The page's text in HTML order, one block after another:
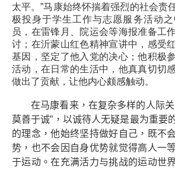
太平。”马康始终怀揣着强烈的社会责
极投身于学生工作与志愿服务活动
员，在雷锋月、院运会等海报准备工
讨；在沂蒙山红色精神宣讲中，感受
基因，坚定了他入党的决心；他积极
活动，在日常的生活中，他真真切切
做出了贡献，让他内心颇感触动。
在马康看来，在复杂多样的人际关
莫善于诚”，以诚待人无疑是最为重要
的理念，他始终坚持做好自己，既不
势，也不会因自身优势就觉得高人一
于运动。在充满活力与挑战的运动世